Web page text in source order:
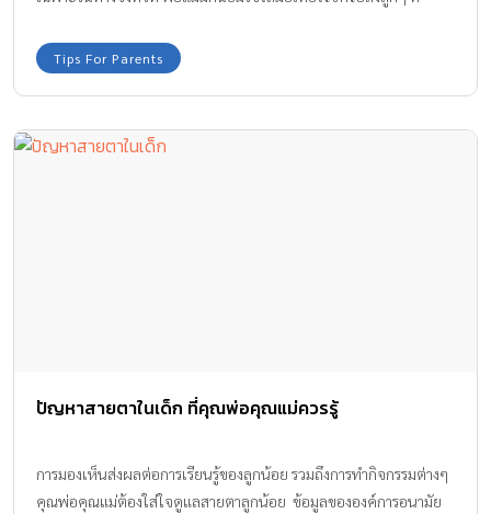
กว่าที่คิด
Tips For Parents
ปัญหาสายตาในเด็ก ที่คุณพ่อคุณแม่ควรรู้
การมองเห็นส่งผลต่อการเรียนรู้ของลูกน้อย รวมถึงการทำกิจกรรมต่างๆ
คุณพ่อคุณแม่ต้องใส่ใจดูแลสายตาลูกน้อย ข้อมูลขององค์การอนามัย